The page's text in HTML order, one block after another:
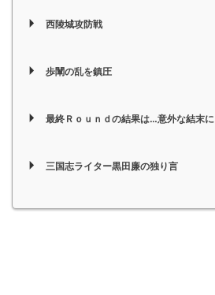
西陵城攻防戦
歩闡の乱を鎮圧
最終Ｒｏｕｎｄの結果は…意外な結末に
三国志ライター黒田廉の独り言